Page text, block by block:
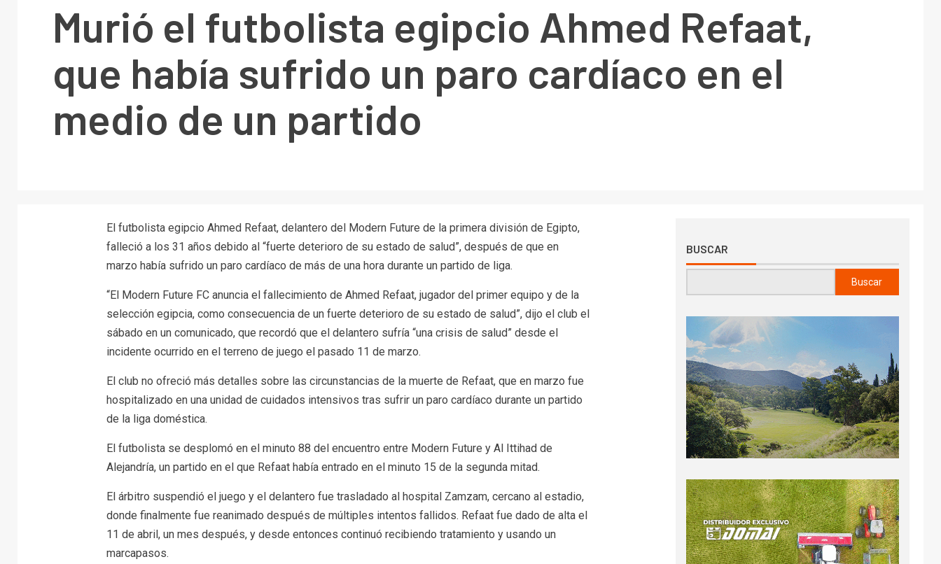
Murió el futbolista egipcio Ahmed Refaat,
que había sufrido un paro cardíaco en el
medio de un partido
El futbolista egipcio Ahmed Refaat, delantero del Modern Future de la primera división de Egipto,
falleció a los 31 años debido al “fuerte deterioro de su estado de salud”, después de que en
marzo había sufrido un paro cardíaco de más de una hora durante un partido de liga.
“El Modern Future FC anuncia el fallecimiento de Ahmed Refaat, jugador del primer equipo y de la
selección egipcia, como consecuencia de un fuerte deterioro de su estado de salud”, dijo el club el
sábado en un comunicado, que recordó que el delantero sufría “una crisis de salud” desde el
incidente ocurrido en el terreno de juego el pasado 11 de marzo.
El club no ofreció más detalles sobre las circunstancias de la muerte de Refaat, que en marzo fue
hospitalizado en una unidad de cuidados intensivos tras sufrir un paro cardíaco durante un partido
de la liga doméstica.
El futbolista se desplomó en el minuto 88 del encuentro entre Modern Future y Al Ittihad de
Alejandría, un partido en el que Refaat había entrado en el minuto 15 de la segunda mitad.
El árbitro suspendió el juego y el delantero fue trasladado al hospital Zamzam, cercano al estadio,
donde finalmente fue reanimado después de múltiples intentos fallidos. Refaat fue dado de alta el
11 de abril, un mes después, y desde entonces continuó recibiendo tratamiento y usando un
marcapasos.
BUSCAR
Buscar